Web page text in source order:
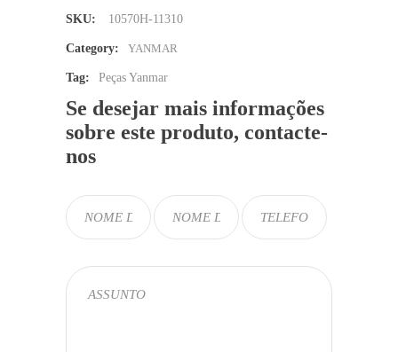
SKU: 10570H-11310
Category: YANMAR
Tag: Peças Yanmar
Se desejar mais informações
sobre este produto, contacte-
nos